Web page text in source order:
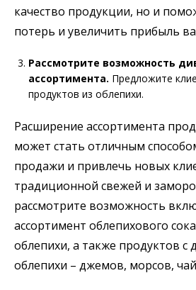
качество продукции, но и
потерь и увеличить прибыль
Рассмотрите возможность
ассортимента. Предложите
продуктов из облепихи.
Расширение ассортимента
может стать отличным
продажи и привлечь новых
традиционной свежей и
рассмотрите возможность
ассортимент облепихового
облепихи, а также продуктов с
облепихи – джемов, морсов,